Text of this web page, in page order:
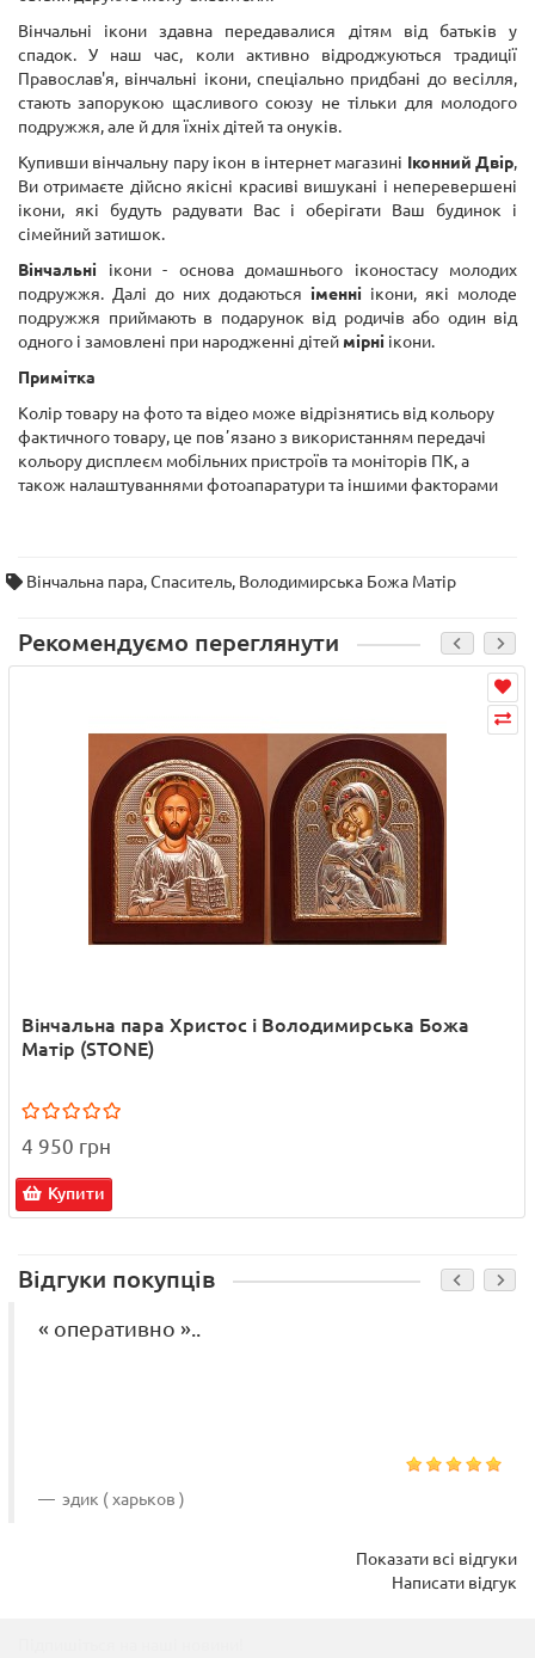
Вінчальні ікони здавна передавалися дітям від батьків у
спадок. У наш час, коли активно відроджуються традиції
Православ'я, вінчальні ікони, спеціально придбані до весілля,
стають запорукою щасливого союзу не тільки для молодого
подружжя, але й для їхніх дітей та онуків.
Купивши вінчальну пару ікон в інтернет магазині Іконний Двір,
Ви отримаєте дійсно якісні красиві вишукані і неперевершені
ікони, які будуть радувати Вас і оберігати Ваш будинок і
сімейний затишок.
Вінчальні ікони - основа домашнього іконостасу молодих
подружжя. Далі до них додаються іменні ікони, які молоде
подружжя приймають в подарунок від родичів або один від
одного і замовлені при народженні дітеймірні ікони.
Примітка
Колір товару на фото та відео може відрізнятись від кольору
фактичного товару, це повʼязано з використанням передачі
кольору дисплеєм мобільних пристроїв та моніторів ПК, а
також налаштуваннями фотоапаратури та іншими факторами
Вінчальна пара,Спаситель, Володимирська Божа Матір
Рекомендуємо переглянути
Вінчальна пара Христос і Володимирська Божа
Матір (STONE)
4 950 грн
Купити
Відгуки покупців
« оперативно »..
эдик ( харьков )
Показати всі відгуки
Написати відгук